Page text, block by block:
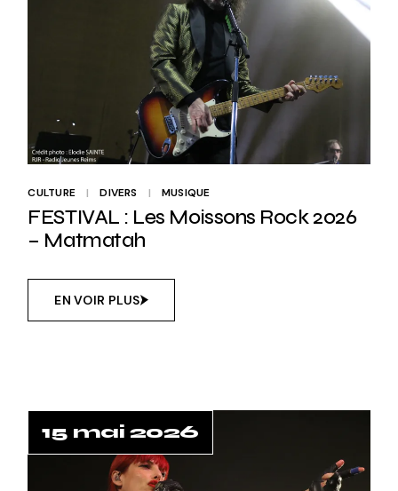
CULTURE DIVERS MUSIQUE
FESTIVAL : Les Moissons Rock 2026
– Matmatah
EN VOIR PLUS
15 mai 2026